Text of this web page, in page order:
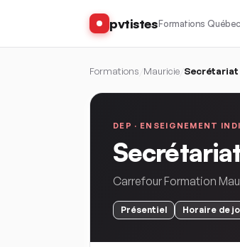
pvtistesFormations Québec
Formations Mauricie Secrétariat
DEP · ENSEIGNEMENT
Carrefour Formation
Présentiel Horaire de